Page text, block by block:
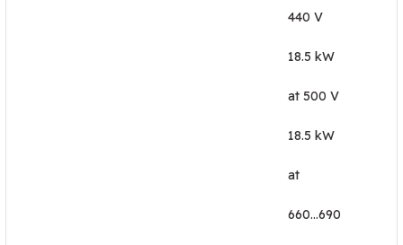
440 V
18.5 kW
at 500 V
18.5 kW
at
660...690